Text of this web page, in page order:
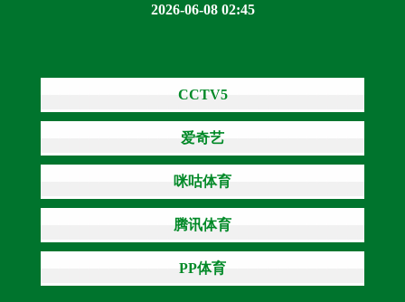
2026-06-08 02:45
CCTV5
爱奇艺
咪咕体育
腾讯体育
PP体育